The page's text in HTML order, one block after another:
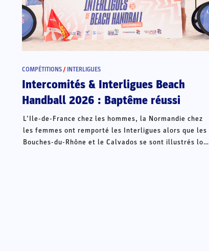
COMPÉTITIONS / INTERLIGUES
Intercomités & Interligues Beach
Handball 2026 : Baptême réussi
L’Ile-de-France chez les hommes, la Normandie chez
les femmes ont remporté les Interligues alors que les
Bouches-du-Rhône et le Calvados se sont illustrés lors